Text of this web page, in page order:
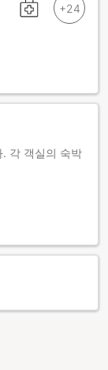
각 객실의 숙박